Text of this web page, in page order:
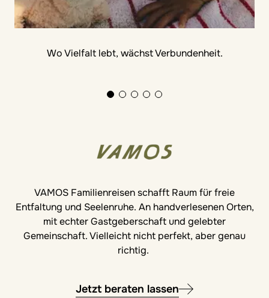
Wo Vielfalt lebt, wächst Verbundenheit.
VAMOS Familienreisen schafft Raum für freie
Entfaltung und Seelenruhe. An handverlesenen Orten,
mit echter Gastgeberschaft und gelebter
Gemeinschaft. Vielleicht nicht perfekt, aber genau
richtig.
Jetzt beraten lassen